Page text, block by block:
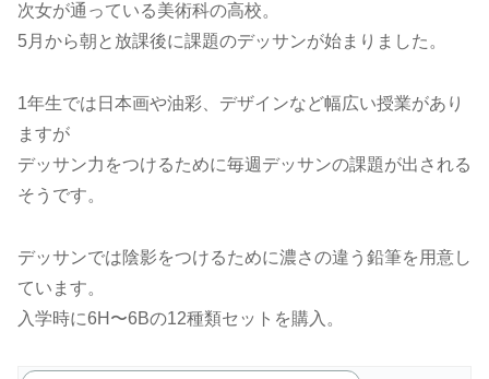
次女が通っている美術科の高校。
5月から朝と放課後に課題のデッサンが始まりました。
1年生では日本画や油彩、デザインなど幅広い授業があり
ますが
デッサン力をつけるために毎週デッサンの課題が出される
そうです。
デッサンでは陰影をつけるために濃さの違う鉛筆を用意し
ています。
入学時に6H〜6Bの12種類セットを購入。